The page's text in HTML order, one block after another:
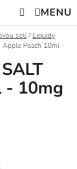
Hledat NÁKUPNÍ
KOŠÍK
solí / Liquidy
Apple Peach 10ml -
- 10mg